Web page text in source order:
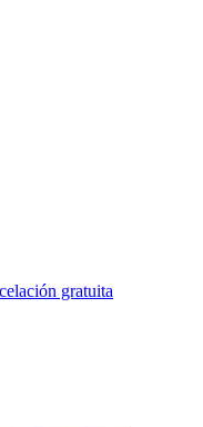
gratuita